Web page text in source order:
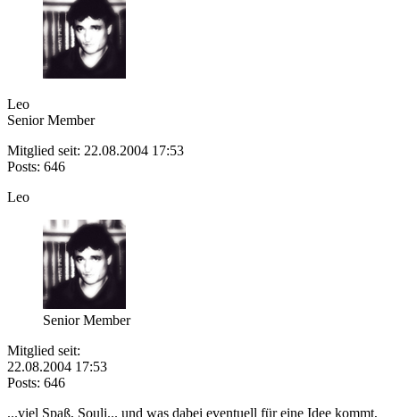
Leo
Senior Member
Mitglied seit: 22.08.2004 17:53
Posts: 646
Leo
Senior Member
Mitglied seit:
22.08.2004 17:53
Posts: 646
...viel Spaß, Souli... und was dabei eventuell für eine Idee kommt,